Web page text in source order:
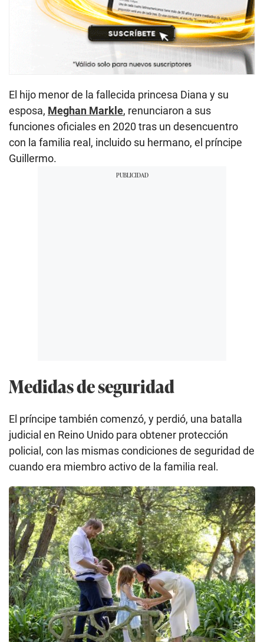
El hijo menor de la fallecida princesa Diana y su
esposa, Meghan Markle, renunciaron a sus
funciones oficiales en 2020 tras un desencuentro
con la familia real, incluido su hermano, el príncipe
Guillermo.
Medidas de seguridad
El príncipe también comenzó, y perdió, una batalla
judicial en Reino Unido para obtener protección
policial, con las mismas condiciones de seguridad de
cuando era miembro activo de la familia real.